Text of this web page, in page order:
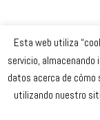
Esta web utiliza
servicio, almacenando
datos acerca de cómo
utilizando nuestro